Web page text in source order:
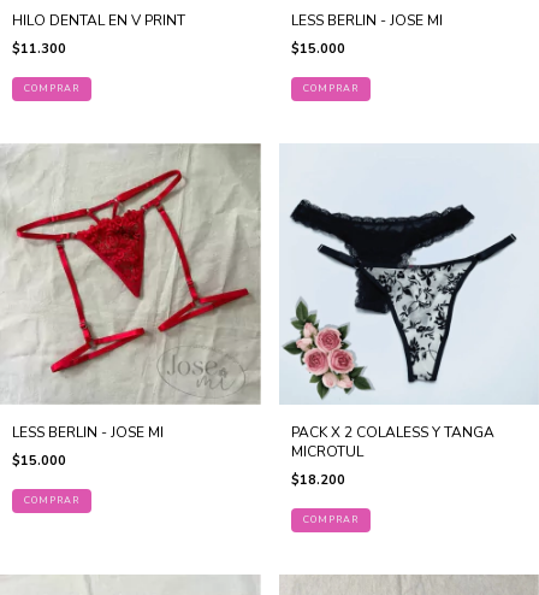
HILO DENTAL EN V PRINT
$11.300
COMPRAR
LESS BERLIN - JOSE MI
$15.000
COMPRAR
LESS BERLIN - JOSE MI
$15.000
COMPRAR
PACK X 2 COLALESS Y TANGA
MICROTUL
$18.200
COMPRAR